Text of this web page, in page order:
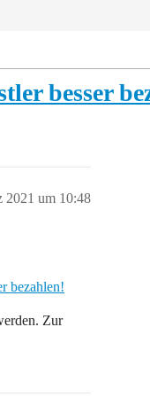
besser
2021 um 10:48
bezahlen!
Zur